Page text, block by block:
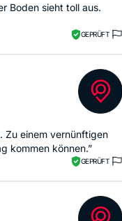
Boden sieht toll aus.
GEPRÜFT
Zu einem vernünftigen
kommen können.”
GEPRÜFT